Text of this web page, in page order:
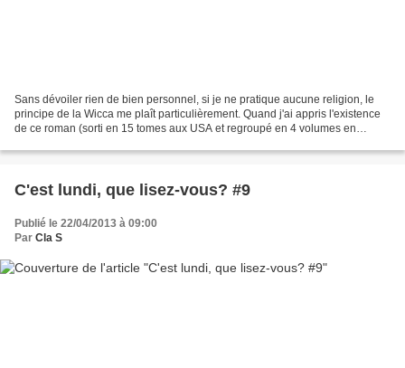
Sans dévoiler rien de bien personnel, si je ne pratique aucune religion, le
principe de la Wicca me plaît particulièrement. Quand j'ai appris l'existence
de ce roman (sorti en 15 tomes aux USA et regroupé en 4 volumes en
C'est lundi, que lisez-vous? #9
Publié le 22/04/2013 à 09:00
Par Cla S